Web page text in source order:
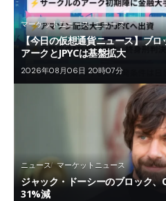
マーケットニュース ニュース
【今日の仮想通貨ニュース】ブ
アークとJPYCは基盤拡大
2026年08月06日 20時07分
ニュース マーケットニュース
ジャック・ドーシーのブロック
31%減